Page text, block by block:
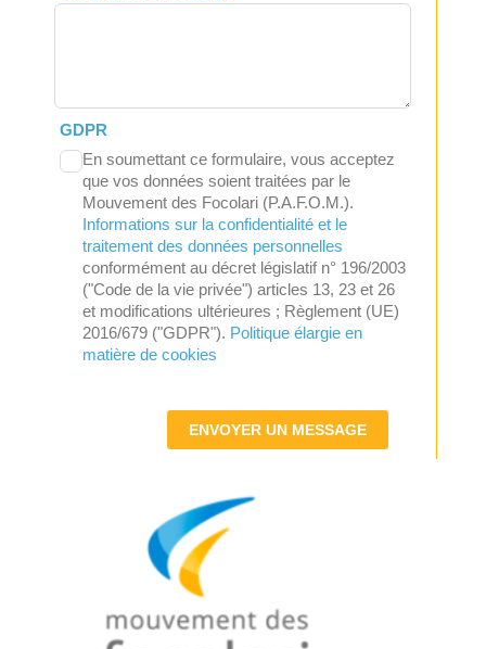
GDPR
En soumettant ce formulaire, vous acceptez
que vos données soient traitées par le
Mouvement des Focolari (P.A.F.O.M.).
Informations sur la confidentialité et le
traitement des données personnelles
conformément au décret législatif n° 196/2003
("Code de la vie privée") articles 13, 23 et 26
et modifications ultérieures ; Règlement (UE)
2016/679 ("GDPR"). Politique élargie en
matière de cookies
ENVOYER UN MESSAGE